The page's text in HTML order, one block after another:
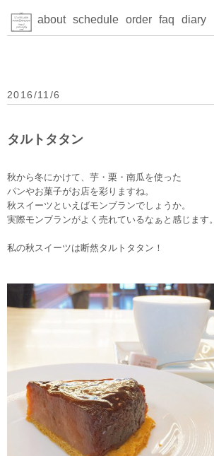
about schedule order faq diary
2016/11/6
タルトタタン
秋から冬にかけて、芋・栗・南瓜を使った
パンやお菓子がお店を彩りますね。
秋スイーツといえばモンブランでしょうか。
実際モンブランがよく売れているなぁと感じます。
私の秋スイーツは断然タルトタタン！